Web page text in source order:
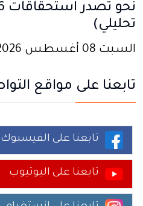
تحليلي)
السبت 08 أغسطس 2026
تابعنا على مواقع
تابعنا على الفيسبوك
تابعنا على اليوتيوب